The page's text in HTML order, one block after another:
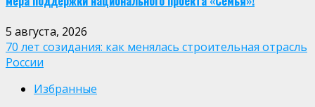
5 августа, 2026
70 лет созидания: как менялась строительная отрасль
России
Избранные